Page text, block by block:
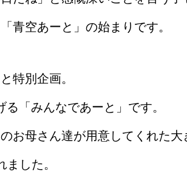
青空あーと」の始まりです。
特別企画。
「みんなであーと」です。
お母さん達が用意してくれた
した。